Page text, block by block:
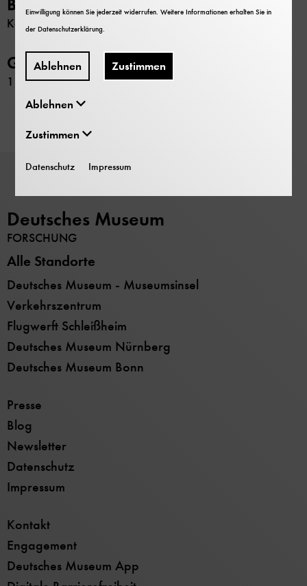
Beschränkung
Keine
GND-Nr.
11757192X
Deutsches Museum
FORSCHUNG
Alle Standorte
Deutsches Museum - Museumsinsel
Verkehrszentrum
Flugwerft Schleißheim
Deutsches Museum Nürnberg
Deutsches Museum Bonn
Presse
Blog
Newsletter
Datenschutz
Impressum
Kontakt
Engagement
Deutsches Museum App
Einwilligung können Sie jederzeit widerrufen. Weitere Informationen erhalten Sie in
derDatenschutzerklärung
Ablehnen Zustimmen
Ablehnen
Zustimmen
Datenschutz Impressum